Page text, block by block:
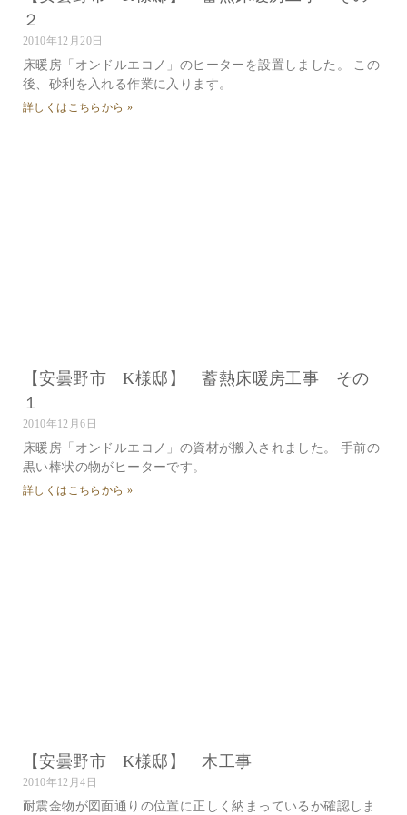
２
2010年12月20日
床暖房「オンドルエコノ」のヒーターを設置しました。 この
後、砂利を入れる作業に入ります。
詳しくはこちらから »
【安曇野市 K様邸】 蓄熱床暖房工事 その
１
2010年12月6日
床暖房「オンドルエコノ」の資材が搬入されました。 手前の
黒い棒状の物がヒーターです。
詳しくはこちらから »
【安曇野市 K様邸】 木工事
2010年12月4日
耐震金物が図面通りの位置に正しく納まっているか確認しま